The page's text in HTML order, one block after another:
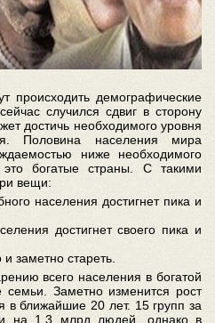
происходить демографические
случился сдвиг в сторону
достичь необходимого уровня
Половина населения мира
ниже необходимого
это богатые страны. С такими
вещи:
населения достигнет пика и
достигнет своего пика и
заметно стареть.
всего населения в богатой
семьи. Заметно изменится рост
в ближайшие 20 лет. 15 групп за
на 1,3 млрд людей, однако в